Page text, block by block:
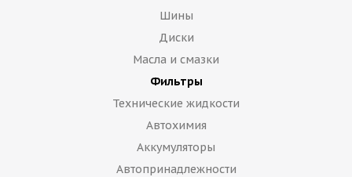
Шины
Диски
Масла и смазки
Фильтры
Технические жидкости
Автохимия
Аккумуляторы
Автопринадлежности